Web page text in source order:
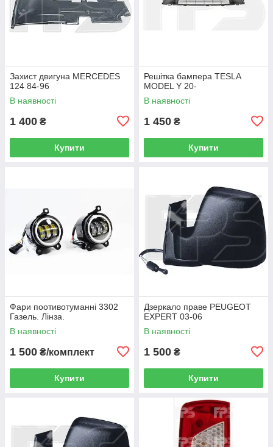
Захист двигуна MERCEDES
124 84-96
В наявності
1 400 ₴
Купити
Решітка бампера TESLA
MODEL Y 20-
В наявності
1 450 ₴
Купити
Фари поотивотуманні 3302
Газель. Лінза.
В наявності
1 500 ₴/комплект
Купити
Дзеркало праве PEUGEOT
EXPERT 03-06
В наявності
1 500 ₴
Купити